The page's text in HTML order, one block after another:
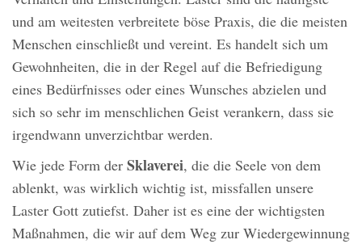
und am weitesten verbreitete böse Praxis, die die meisten
Menschen einschließt und vereint. Es handelt sich um
Gewohnheiten, die in der Regel auf die Befriedigung
eines Bedürfnisses oder eines Wunsches abzielen und
sich so sehr im menschlichen Geist verankern, dass sie
irgendwann unverzichtbar werden.
Wie jede Form der Sklaverei, die die Seele von dem
ablenkt, was wirklich wichtig ist, missfallen unsere
Laster Gott zutiefst. Daher ist es eine der wichtigsten
Maßnahmen, die wir auf dem Weg zur Wiedergewinnung